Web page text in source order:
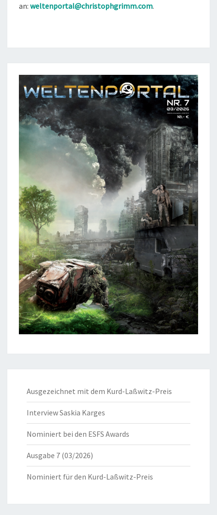
an: weltenportal@christophgrimm.com.
Ausgezeichnet mit dem Kurd-Laßwitz-Preis
Interview Saskia Karges
Nominiert bei den ESFS Awards
Ausgabe 7 (03/2026)
Nominiert für den Kurd-Laßwitz-Preis